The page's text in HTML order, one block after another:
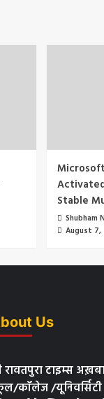
Stable
Shubham
August 7,
Us
रावतपुरा टाइम्स
कॉलेज /